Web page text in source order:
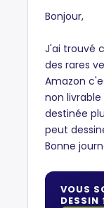
Bonjour,
J'ai trouvé
des rares
Amazon
non livrable
destinée
peut
Bonne
VOUS
DESSIN